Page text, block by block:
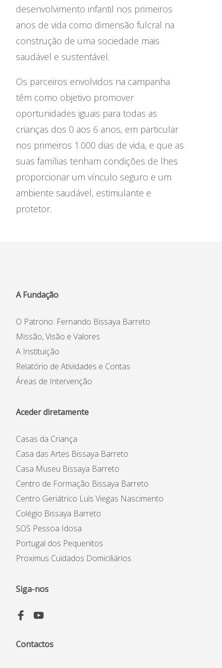
Relatório de Atividades e
Apoios Financeiros do
Estado
Conselho de Administração
Comissão Executiva
Conselho Fiscal
Instituição
Património Inicial
Reconhecimento e Estatutos
Estatuto de Utilidade Pública
Código de Ética e de
Conduta
de Corrupção
Combate ao Assédio
Colégio Bissaya Barreto
Concursos
Agenda
Notícias
desenvolvimento infantil nos primeiros
anos de vida como dimensão fulcral na
construção de uma sociedade mais
saudável e sustentável.
Os parceiros envolvidos na campanha
têm como objetivo promover
oportunidades iguais para todas as
crianças dos 0 aos 6 anos, em particular
nos primeiros 1.000 dias de vida, e que as
suas famílias tenham condições de lhes
proporcionar um vínculo seguro e um
ambiente saudável, estimulante e
protetor.
A Fundação
O Patrono: Fernando Bissaya Barreto
Missão, Visão e Valores
A Instituição
Relatório de Atividades e Contas
Áreas de Intervenção
Aceder diretamente
Casas da Criança
Casa das Artes Bissaya Barreto
Casa Museu Bissaya Barreto
Centro de Formação Bissaya Barreto
Centro Geriátrico Luís Viegas Nascimento
Colégio Bissaya Barreto
SOS Pessoa Idosa
Portugal dos Pequenitos
Proximus Cuidados Domiciliários
Siga-nos
Contactos